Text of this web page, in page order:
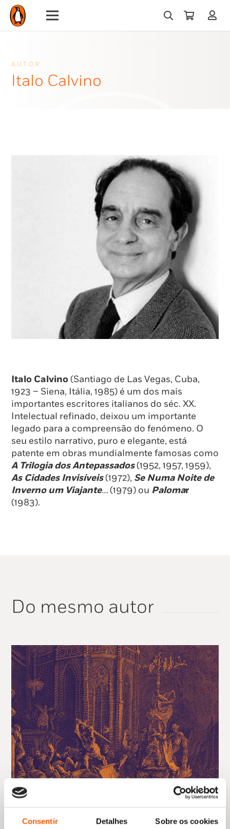
Consentir Detalhes Sobre os cookies
AUTOR
Italo Calvino
Italo Calvino (Santiago de Las Vegas, Cuba,
1923 – Siena, Itália, 1985) é um dos mais
importantes escritores italianos do séc. XX.
Intelectual refinado, deixou um importante
legado para a compreensão do fenómeno. O
seu estilo narrativo, puro e elegante, está
patente em obras mundialmente famosas como
A Trilogia dos Antepassados(1952, 1957, 1959),
As Cidades Invisíveis(1972), Se Numa Noite de
Inverno um Viajante…(1979) ou Palomar
(1983).
Do mesmo autor